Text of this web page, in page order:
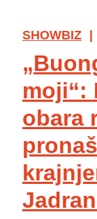
SHOWBIZ |
moji“:
obara